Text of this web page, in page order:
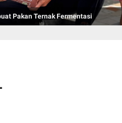
Pakan Ternak Fermentasi
Semarak HUT Kemerdekaan RI Ke-81